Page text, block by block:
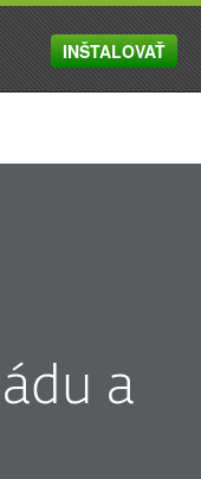
MENU
a
INŠTALOVAŤ